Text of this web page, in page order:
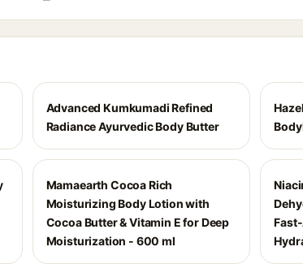
Advanced Kumkumadi Refined
Radiance Ayurvedic Body Butter
Mamaearth Cocoa Rich
Moisturizing Body Lotion with
Cocoa Butter & Vitamin E for Deep
Moisturization - 600 ml